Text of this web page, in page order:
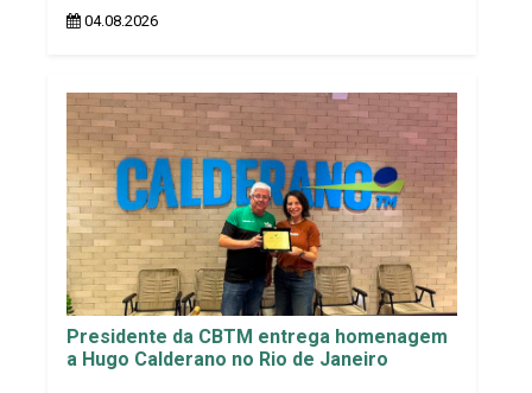
04.08.2026
Presidente da CBTM entrega homenagem
a Hugo Calderano no Rio de Janeiro